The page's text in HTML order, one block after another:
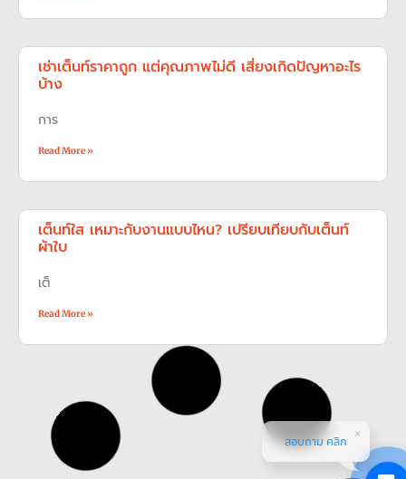
เช่าเต็นท์ราคาถูก แต่คุณภาพไม่ดี เสี่ยงเกิดปัญหาอะไร
บ้าง
การ
Read More »
เต็นท์ใส เหมาะกับงานแบบไหน? เปรียบเทียบกับเต็นท์
ผ้าใบ
เต็
Read More »
สอบถาม คลิก